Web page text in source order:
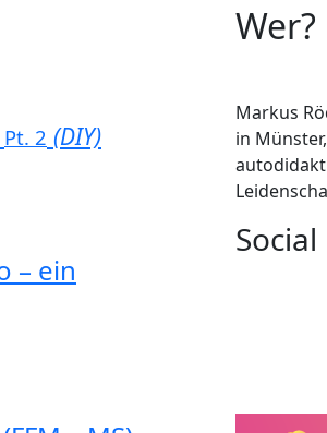
Pt. 2 (DIY)
– ein
Wer?
Markus
in